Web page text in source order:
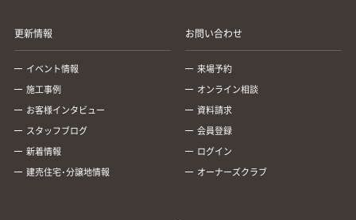
更新情報
イベント情報
施工事例
お客様インタビュー
スタッフブログ
新着情報
建売住宅･分譲地情報
お問い合わせ
来場予約
オンライン相談
資料請求
会員登録
ログイン
オーナーズクラブ